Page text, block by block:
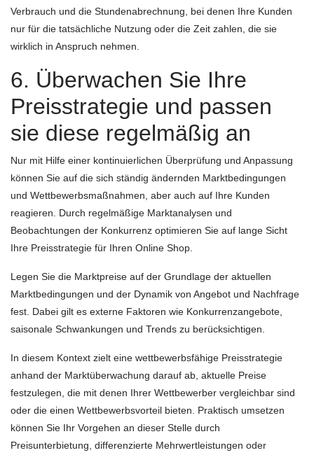
Verbrauch und die Stundenabrechnung, bei denen Ihre Kunden
nur für die tatsächliche Nutzung oder die Zeit zahlen, die sie
wirklich in Anspruch nehmen.
6. Überwachen Sie Ihre
Preisstrategie und passen
sie diese regelmäßig an
Nur mit Hilfe einer kontinuierlichen Überprüfung und Anpassung
können Sie auf die sich ständig ändernden Marktbedingungen
und Wettbewerbsmaßnahmen, aber auch auf Ihre Kunden
reagieren. Durch regelmäßige Marktanalysen und
Beobachtungen der Konkurrenz optimieren Sie auf lange Sicht
Ihre Preisstrategie für Ihren Online Shop.
Legen Sie die Marktpreise auf der Grundlage der aktuellen
Marktbedingungen und der Dynamik von Angebot und Nachfrage
fest. Dabei gilt es externe Faktoren wie Konkurrenzangebote,
saisonale Schwankungen und Trends zu berücksichtigen.
In diesem Kontext zielt eine wettbewerbsfähige Preisstrategie
anhand der Marktüberwachung darauf ab, aktuelle Preise
festzulegen, die mit denen Ihrer Wettbewerber vergleichbar sind
oder die einen Wettbewerbsvorteil bieten. Praktisch umsetzen
können Sie Ihr Vorgehen an dieser Stelle durch
Preisunterbietung, differenzierte Mehrwertleistungen oder